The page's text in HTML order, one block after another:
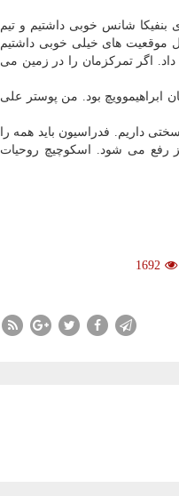
بنفیکا شانس خوبی داشتیم و تیم
موقعیت های خیلی خوبی داشتیم
داد. اگر تمرکزمان را در زمین می
ابراهیموویچ بود. من پوستر علی
داریم. فدراسیون باید همه را
رفع می شود. اسکوچیچ روحیات
1692